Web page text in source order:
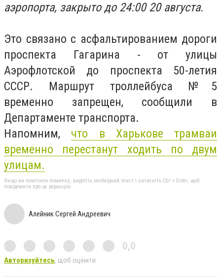
аэропорта, закрыто до 24:00 20 августа.
Это связано с асфальтированием дороги
проспекта Гагарина - от улицы
Аэрофлотской до проспекта 50-летия
СССР. Маршрут троллейбуса №5
временно запрещен, сообщили в
Департаменте транспорта.
Напомним, что в Харькове трамваи
временно перестанут ходить по двум
улицам.
Якщо ви помітили помилку, виділіть необхідний текст і натисніть Ctrl + Enter, щоб
повідомити про це редакцію
Алейник Сергей Андреевич
0,0
Авторизуйтесь, щоб оцінити